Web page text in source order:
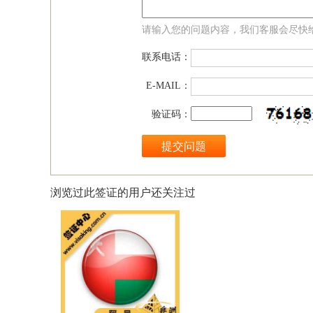
请输入您的问题内容，我们客服会尽快
联系电话：
E-MAIL：
验证码：
浏览过此签证的用户还关注过